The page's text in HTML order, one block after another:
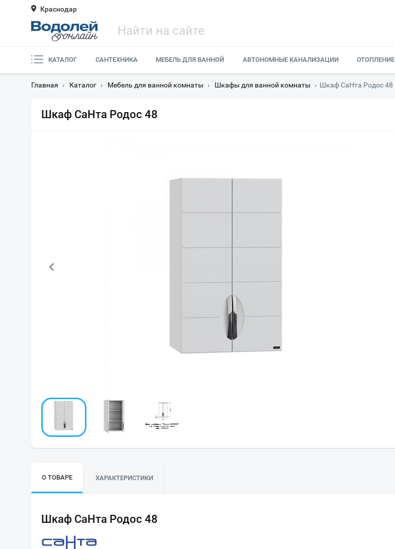
Краснодар
КАТАЛОГ САНТЕХНИКА МЕБЕЛЬ ДЛЯ ВАННОЙ АВТОНОМНЫЕ КАНАЛИЗАЦИИ ОТОПЛЕНИЕ
Главная › Каталог › Мебель для ванной комнаты › Шкафы для ванной комнаты › Шкаф СаНта Родос 48
Шкаф СаНта Родос 48
О ТОВАРЕ ХАРАКТЕРИСТИКИ
Шкаф СаНта Родос 48